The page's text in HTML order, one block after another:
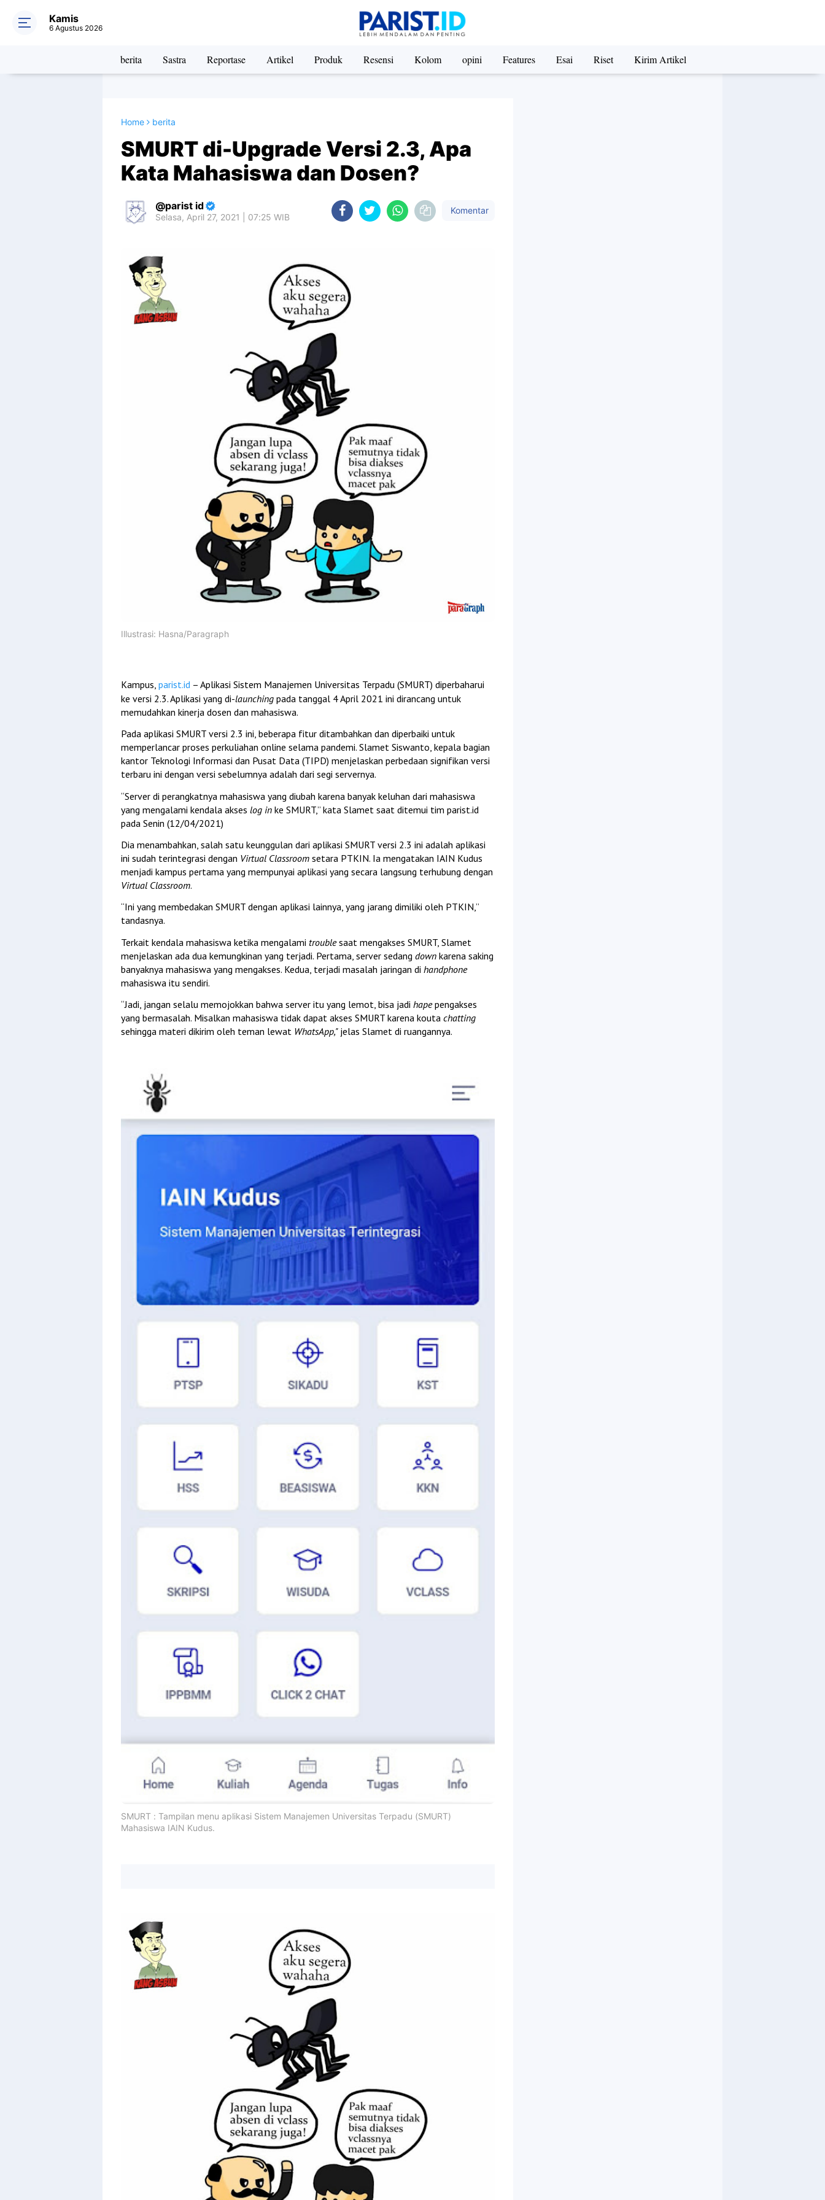
Kamis
6 Agustus 2026
berita Sastra Reportase Artikel Produk Resensi Kolom opini Features Esai Riset Kirim Artikel
Home berita
SMURT di-Upgrade Versi 2.3, Apa
Kata Mahasiswa dan Dosen?
parist id
Selasa, April 27, 2021 | 07:25 WIB
Komentar
Illustrasi: Hasna/Paragraph
Kampus, parist.id – Aplikasi Sistem Manajemen Universitas Terpadu (SMURT) diperbaharui
ke versi 2.3. Aplikasi yang di-launching pada tanggal 4 April 2021 ini dirancang untuk
memudahkan kinerja dosen dan mahasiswa.
Pada aplikasi SMURT versi 2.3 ini, beberapa fitur ditambahkan dan diperbaiki untuk
memperlancar proses perkuliahan online selama pandemi. Slamet Siswanto, kepala bagian
kantor Teknologi Informasi dan Pusat Data (TIPD) menjelaskan perbedaan signifikan versi
terbaru ini dengan versi sebelumnya adalah dari segi servernya.
“Server di perangkatnya mahasiswa yang diubah karena banyak keluhan dari mahasiswa
yang mengalami kendala akses log in ke SMURT,” kata Slamet saat ditemui tim parist.id
pada Senin (12/04/2021)
Dia menambahkan, salah satu keunggulan dari aplikasi SMURT versi 2.3 ini adalah aplikasi
ini sudah terintegrasi dengan Virtual Classroom setara PTKIN. Ia mengatakan IAIN Kudus
Virtual Classroom.
“Ini yang membedakan SMURT dengan aplikasi lainnya, yang jarang dimiliki oleh PTKIN,”
tandasnya.
Terkait kendala mahasiswa ketika mengalami trouble saat mengakses SMURT, Slamet
menjelaskan ada dua kemungkinan yang terjadi. Pertama, server sedang down karena saking
banyaknya mahasiswa yang mengakses. Kedua, terjadi masalah jaringan di handphone
mahasiswa itu sendiri.
“Jadi, jangan selalu memojokkan bahwa server itu yang lemot, bisa jadi hape pengakses
yang bermasalah. Misalkan mahasiswa tidak dapat akses SMURT karena kouta chatting
sehingga materi dikirim oleh teman lewat WhatsApp," jelas Slamet di ruangannya.
SMURT : Tampilan menu aplikasi Sistem Manajemen Universitas Terpadu (SMURT)
Mahasiswa IAIN Kudus.